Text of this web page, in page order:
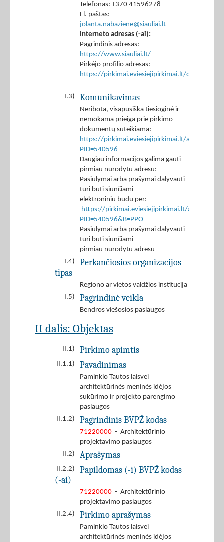
Telefonas: +370 41596278
El. paštas:
jolanta.nabaziene@siauliai.lt
Interneto adresas (-ai):
Pagrindinis adresas:
https://www.siauliai.lt/
Pirkėjo profilio adresas:
https://pirkimai.eviesiejipirkimai.lt/ctm/
I.3) Komunikavimas
Neribota, visapusiška tiesioginė ir
nemokama prieiga prie pirkimo
dokumentų suteikiama:
https://pirkimai.eviesiejipirkimai.lt/app/rfq/
PID=540596
Daugiau informacijos galima gauti
pirmiau nurodytu adresu:
Pasiūlymai arba prašymai dalyvauti
turi būti siunčiami
elektroniniu būdu per:
https://pirkimai.eviesiejipirkimai.lt/app/rfq/
PID=540596&B=PPO
Pasiūlymai arba prašymai dalyvauti
turi būti siunčiami
pirmiau nurodytu adresu
I.4)
Perkančiosios organizacijos
tipas
Regiono ar vietos valdžios institucija
I.5)
Pagrindinė veikla
Bendros viešosios paslaugos
II dalis: Objektas
II.1) Pirkimo apimtis
II.1.1) Pavadinimas
Paminklo Tautos laisvei
architektūrinės meninės idėjos
sukūrimo ir projekto parengimo
paslaugos
II.1.2)
Pagrindinis BVPŽ kodas
71220000 - Architektūrinio
projektavimo paslaugos
II.2)
Aprašymas
II.2.2)
Papildomas (-i) BVPŽ kodas
(-ai)
71220000 - Architektūrinio
projektavimo paslaugos
II.2.4)
Pirkimo aprašymas
Paminklo Tautos laisvei
architektūrinės meninės idėjos